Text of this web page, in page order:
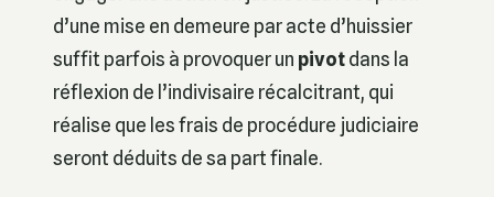
d’une mise en demeure par acte d’huissier
suffit parfois à provoquer un pivotdans la
réflexion de l’indivisaire récalcitrant, qui
réalise que les frais de procédure judiciaire
seront déduits de sa part finale.